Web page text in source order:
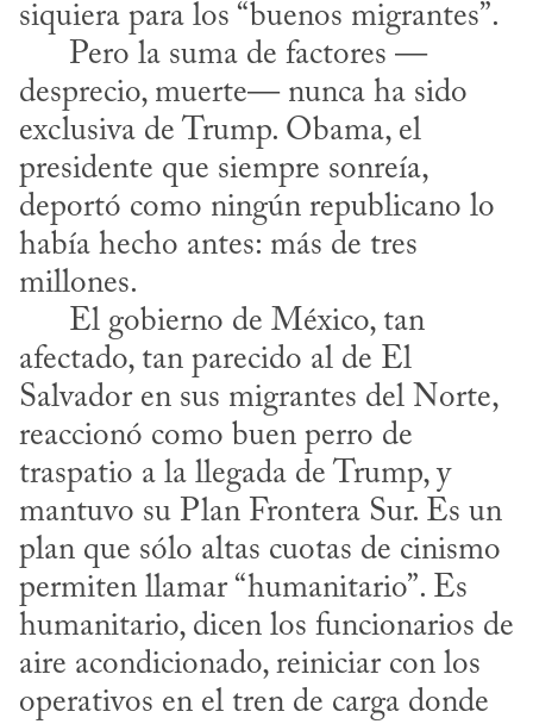
siquiera para los “buenos migrantes”.
desprecio, muerte— nunca ha sido
exclusiva de Trump. Obama, el
presidente que siempre sonreía,
deportó como ningún republicano lo
había hecho antes: más de tres
millones.
afectado, tan parecido al de El
Salvador en sus migrantes del Norte,
reaccionó como buen perro de
traspatio a la llegada de Trump, y
mantuvo su Plan Frontera Sur. Es un
plan que sólo altas cuotas de cinismo
permiten llamar “humanitario”. Es
humanitario, dicen los funcionarios de
aire acondicionado, reiniciar con los
operativos en el tren de carga donde